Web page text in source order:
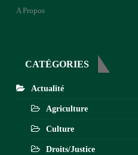
A Propos
CATÉGORIES
Actualité
Agriculture
Culture
Droits/Justice